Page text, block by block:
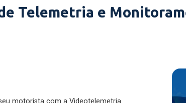
Telemetria e
motorista com a Videotelemetria.